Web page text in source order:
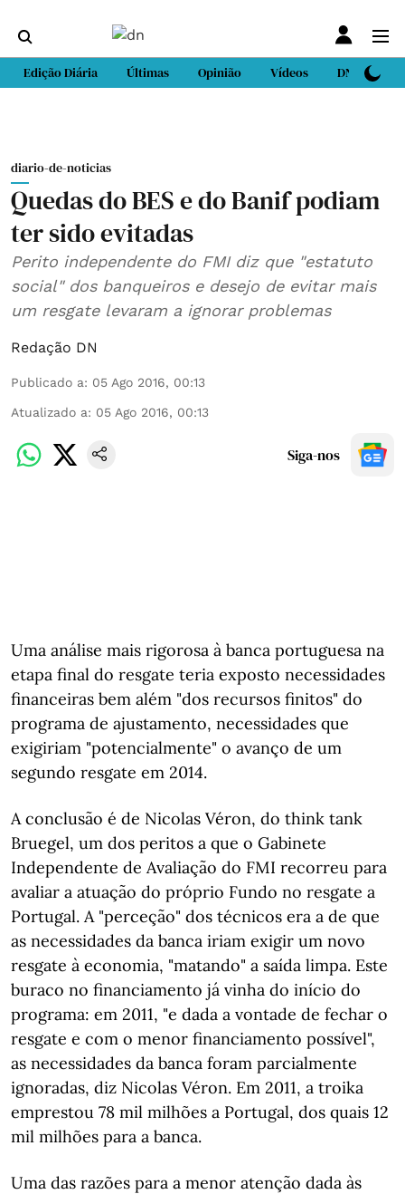
Edição Diária Últimas Opinião Vídeos DN Sport
diario-de-noticias
Quedas do BES e do Banif podiam
ter sido evitadas
Perito independente do FMI diz que "estatuto
social" dos banqueiros e desejo de evitar mais
um resgate levaram a ignorar problemas
Redação DN
Publicado a: 05 Ago 2016, 00:13
Atualizado a: 05 Ago 2016, 00:13
Siga-nos
Uma análise mais rigorosa à banca portuguesa na
etapa final do resgate teria exposto necessidades
financeiras bem além "dos recursos finitos" do
programa de ajustamento, necessidades que
exigiriam "potencialmente" o avanço de um
segundo resgate em 2014.
A conclusão é de Nicolas Véron, do think tank
Bruegel, um dos peritos a que o Gabinete
Independente de Avaliação do FMI recorreu para
avaliar a atuação do próprio Fundo no resgate a
Portugal. A "perceção" dos técnicos era a de que
as necessidades da banca iriam exigir um novo
resgate à economia, "matando" a saída limpa. Este
buraco no financiamento já vinha do início do
programa: em 2011, "e dada a vontade de fechar o
resgate e com o menor financiamento possível",
as necessidades da banca foram parcialmente
ignoradas, diz Nicolas Véron. Em 2011, a troika
emprestou 78 mil milhões a Portugal, dos quais 12
mil milhões para a banca.
Uma das razões para a menor atenção dada às